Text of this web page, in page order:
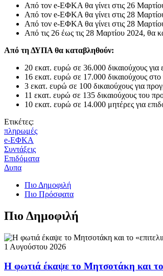
Από τον e-ΕΦΚΑ θα γίνει στις 26
Από τον e-ΕΦΚΑ θα γίνει στις 28
Από τον e-ΕΦΚΑ θα γίνει στις 28
Από τις 26 έως τις 28 Μαρτίου 2024, θα
Από τη ΔΥΠΑ θα καταβληθούν:
20 εκατ. ευρώ σε 36.000 δικαιούχους για
16 εκατ. ευρώ σε 17.000 δικαιούχους
3 εκατ. ευρώ σε 100 δικαιούχους για
11 εκατ. ευρώ σε 135 δικαιούχους του
10 εκατ. ευρώ σε 14.000 μητέρες για
Ετικέτες:
πληρωμές
e-ΕΦΚΑ
Συντάξεις
Επιδόματα
Δυπα
Πιο Δημοφιλή
Πιο Πρόσφατα
Πιο Δημοφιλή
1 Αυγούστου 2026
Η φωτιά έκαψε το Μητσοτάκη και το